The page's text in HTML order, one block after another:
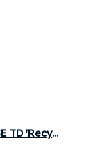
Air Jordan 1 Mid SE TD 'Recycled Grind' | Blue | Infant Size 8